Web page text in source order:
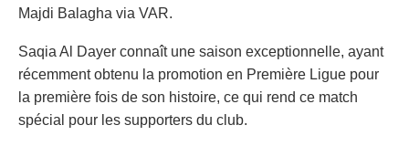
Majdi Balagha via VAR.
Saqia Al Dayer connaît une saison exceptionnelle, ayant
récemment obtenu la promotion en Première Ligue pour
la première fois de son histoire, ce qui rend ce match
spécial pour les supporters du club.